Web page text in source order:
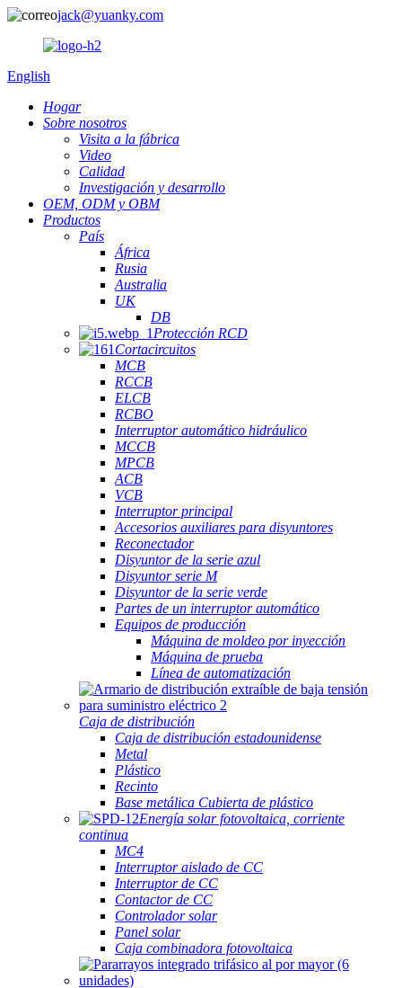
jack@yuanky.com
English
Hogar
Sobre nosotros
Visita a la fábrica
Video
Calidad
Investigación y desarrollo
OEM, ODM y OBM
Productos
País
África
Rusia
Australia
UK
DB
Protección RCD
Cortacircuitos
MCB
RCCB
ELCB
RCBO
Interruptor automático hidráulico
MCCB
MPCB
ACB
VCB
Interruptor principal
Accesorios auxiliares para disyuntores
Reconectador
Disyuntor de la serie azul
Disyuntor serie M
Disyuntor de la serie verde
Partes de un interruptor automático
Equipos de producción
Máquina de moldeo por inyección
Máquina de prueba
Línea de automatización
Caja de distribución
Caja de distribución estadounidense
Metal
Plástico
Recinto
Base metálica Cubierta de plástico
Energía solar fotovoltaica, corriente
continua
MC4
Interruptor aislado de CC
Interruptor de CC
Contactor de CC
Controlador solar
Panel solar
Caja combinadora fotovoltaica